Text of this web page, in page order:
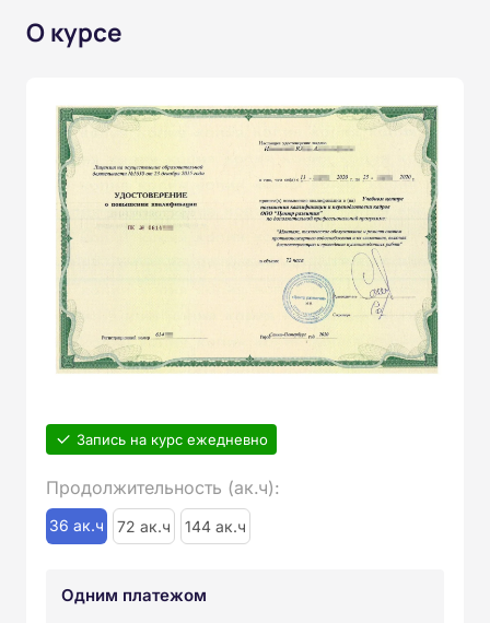
О курсе
Запись на курс ежедневно
Продолжительность (ак.ч):
36 ак.ч 72 ак.ч 144 ак.ч
Одним платежом